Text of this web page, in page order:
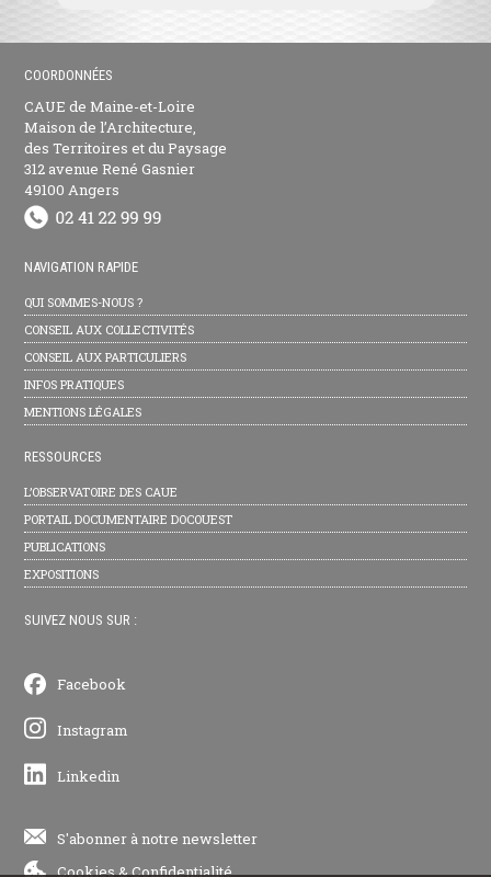
COORDONNÉES
CAUE de Maine-et-Loire
Maison de l’Architecture,
des Territoires et du Paysage
312 avenue René Gasnier
49100 Angers
NAVIGATION RAPIDE
QUI SOMMES-NOUS ?
CONSEIL AUX COLLECTIVITÉS
CONSEIL AUX PARTICULIERS
INFOS PRATIQUES
MENTIONS LÉGALES
RESSOURCES
L’OBSERVATOIRE DES CAUE
PORTAIL DOCUMENTAIRE DOCOUEST
PUBLICATIONS
EXPOSITIONS
SUIVEZ NOUS SUR :
Facebook
Instagram
Linkedin
S'abonner à notre newsletter
Cookies&Confidentialité